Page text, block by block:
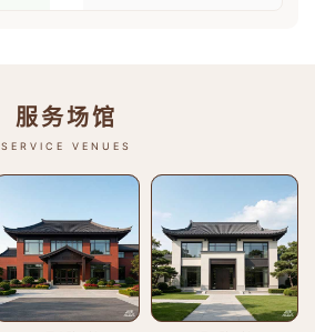
服务场馆
SERVICE VENUES